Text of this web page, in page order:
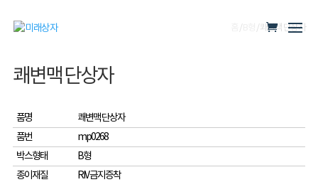
/ / 쾌변맥 단상자
쾌변맥 단상자
품명
쾌변맥 단상자
품번
mp0268
박스형태
B형
종이재질
RIV 금지증착